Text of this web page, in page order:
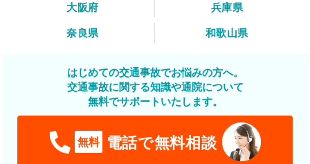
大阪府
兵庫県
奈良県
和歌山県
はじめての交通事故でお悩みの方へ。
交通事故に関する知識や通院について
無料でサポートいたします。
無料 電話で無料相談